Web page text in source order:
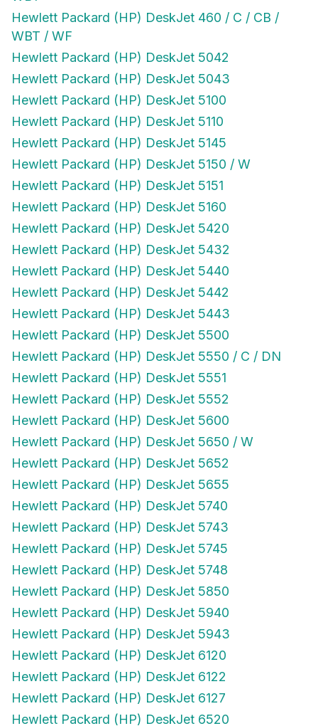
Hewlett Packard (HP) DeskJet 460 / C / CB /
WBT / WF
Hewlett Packard (HP) DeskJet 5042
Hewlett Packard (HP) DeskJet 5043
Hewlett Packard (HP) DeskJet 5100
Hewlett Packard (HP) DeskJet 5110
Hewlett Packard (HP) DeskJet 5145
Hewlett Packard (HP) DeskJet 5150 / W
Hewlett Packard (HP) DeskJet 5151
Hewlett Packard (HP) DeskJet 5160
Hewlett Packard (HP) DeskJet 5420
Hewlett Packard (HP) DeskJet 5432
Hewlett Packard (HP) DeskJet 5440
Hewlett Packard (HP) DeskJet 5442
Hewlett Packard (HP) DeskJet 5443
Hewlett Packard (HP) DeskJet 5500
Hewlett Packard (HP) DeskJet 5550 / C / DN
Hewlett Packard (HP) DeskJet 5551
Hewlett Packard (HP) DeskJet 5552
Hewlett Packard (HP) DeskJet 5600
Hewlett Packard (HP) DeskJet 5650 / W
Hewlett Packard (HP) DeskJet 5652
Hewlett Packard (HP) DeskJet 5655
Hewlett Packard (HP) DeskJet 5740
Hewlett Packard (HP) DeskJet 5743
Hewlett Packard (HP) DeskJet 5745
Hewlett Packard (HP) DeskJet 5748
Hewlett Packard (HP) DeskJet 5850
Hewlett Packard (HP) DeskJet 5940
Hewlett Packard (HP) DeskJet 5943
Hewlett Packard (HP) DeskJet 6120
Hewlett Packard (HP) DeskJet 6122
Hewlett Packard (HP) DeskJet 6127
Hewlett Packard (HP) DeskJet 6520